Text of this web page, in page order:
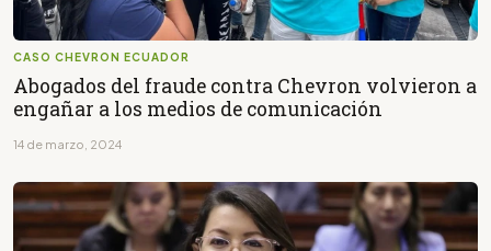
CASO CHEVRON ECUADOR
Abogados del fraude contra Chevron volvieron a
engañar a los medios de comunicación
14 de marzo, 2024